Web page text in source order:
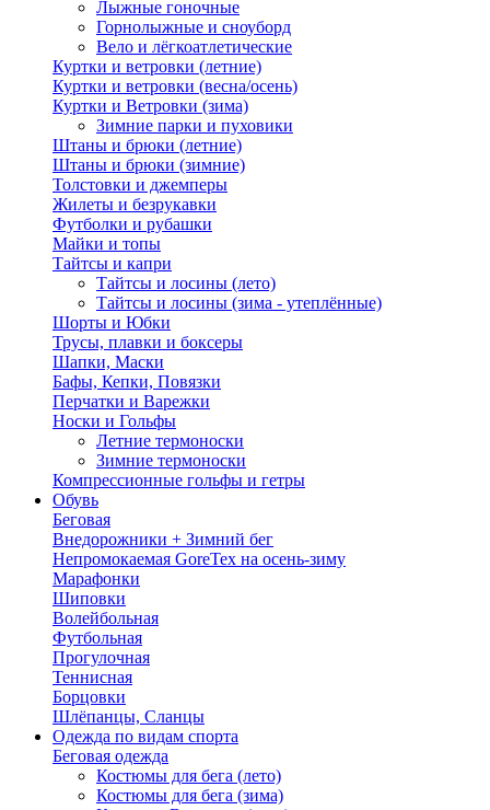
Лыжные гоночные
Горнолыжные и сноуборд
Вело и лёгкоатлетические
Куртки и ветровки (летние)
Куртки и ветровки (весна/осень)
Куртки и Ветровки (зима)
Зимние парки и пуховики
Штаны и брюки (летние)
Штаны и брюки (зимние)
Толстовки и джемперы
Жилеты и безрукавки
Футболки и рубашки
Майки и топы
Тайтсы и капри
Тайтсы и лосины (лето)
Тайтсы и лосины (зима - утеплённые)
Шорты и Юбки
Трусы, плавки и боксеры
Шапки, Маски
Бафы, Кепки, Повязки
Перчатки и Варежки
Носки и Гольфы
Летние термоноски
Зимние термоноски
Компрессионные гольфы и гетры
Обувь
Беговая
Внедорожники + Зимний бег
Непромокаемая GoreTex на осень-зиму
Марафонки
Шиповки
Волейбольная
Футбольная
Прогулочная
Теннисная
Борцовки
Шлёпанцы, Сланцы
Одежда по видам спорта
Беговая одежда
Костюмы для бега (лето)
Костюмы для бега (зима)